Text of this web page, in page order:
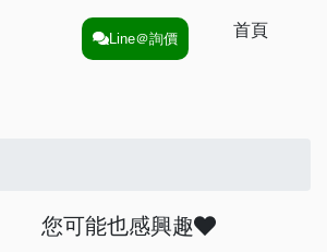
Line＠詢價 首頁
您可能也感興趣